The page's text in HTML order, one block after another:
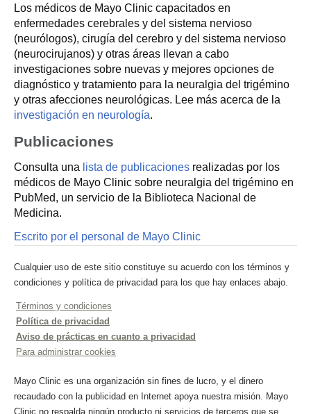
Los médicos de Mayo Clinic capacitados en
enfermedades cerebrales y del sistema nervioso
(neurólogos), cirugía del cerebro y del sistema nervioso
(neurocirujanos) y otras áreas llevan a cabo
investigaciones sobre nuevas y mejores opciones de
diagnóstico y tratamiento para la neuralgia del trigémino
y otras afecciones neurológicas. Lee más acerca de la
investigación en neurología.
Publicaciones
Consulta una lista de publicaciones realizadas por los
médicos de Mayo Clinic sobre neuralgia del trigémino en
PubMed, un servicio de la Biblioteca Nacional de
Medicina.
Escrito por el personal de Mayo Clinic
Cualquier uso de este sitio constituye su acuerdo con los términos y
condiciones y política de privacidad para los que hay enlaces abajo.
Términos y condiciones
Política de privacidad
Aviso de prácticas en cuanto a privacidad
Para administrar cookies
Mayo Clinic es una organización sin fines de lucro, y el dinero
recaudado con la publicidad en Internet apoya nuestra misión. Mayo
Clinic no respalda ningún producto ni servicios de terceros que se